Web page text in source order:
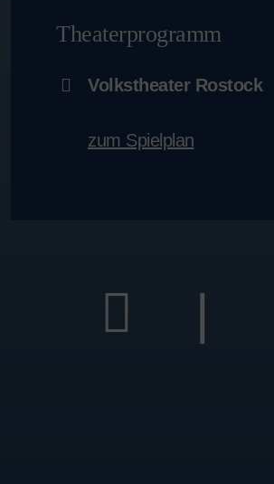
Theaterprogramm
Volkstheater Rostock
zum Spielplan
|